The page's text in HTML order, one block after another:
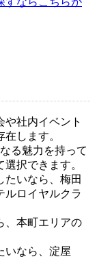
や社内イベント
します。
る魅力を持って
択できます。
たいなら、梅田
ルロイヤルクラ
、本町エリアの
いなら、淀屋